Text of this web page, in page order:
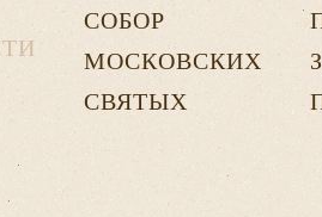
СОБОР
МОСКОВСКИХ
СВЯТЫХ